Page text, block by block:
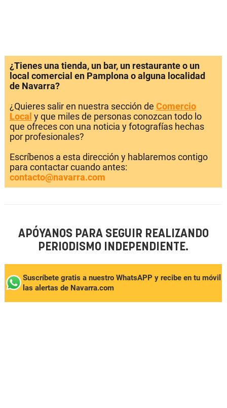
¿Tienes una tienda, un bar, un restaurante o un
local comercial en Pamplona o alguna localidad
de Navarra?
¿Quieres salir en nuestra sección de Comercio
Local y que miles de personas conozcan todo lo
que ofreces con una noticia y fotografías hechas
por profesionales?
Escríbenos a esta dirección y hablaremos contigo
para contactar cuando antes:
contacto@navarra.com
APÓYANOS PARA SEGUIR REALIZANDO
PERIODISMO INDEPENDIENTE.
Suscríbete gratis a nuestro WhatsAPP y recibe en tu móvil
las alertas de Navarra.com